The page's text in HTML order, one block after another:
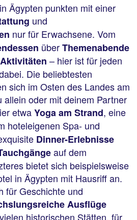
Ägypten punkten mit einer
und
nur für Erwachsene. Vom
überThemenabende
– hier ist für jeden
Die beliebtesten
sich im Osten des Landes am
allein oder mit deinem Partner
etwaYoga am Strand, eine
hoteleigenen Spa- und
Dinner-Erlebnisse
auf dem
bietet sich beispielsweise
in Ägypten mit Hausriff an.
für Geschichte und
Ausflüge
historischen Stätten, für